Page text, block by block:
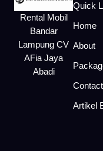
Rental Mobil
Bandar
Lampung CV
AFia Jaya
Abadi
Quick
Home
About
Contact
Artikel